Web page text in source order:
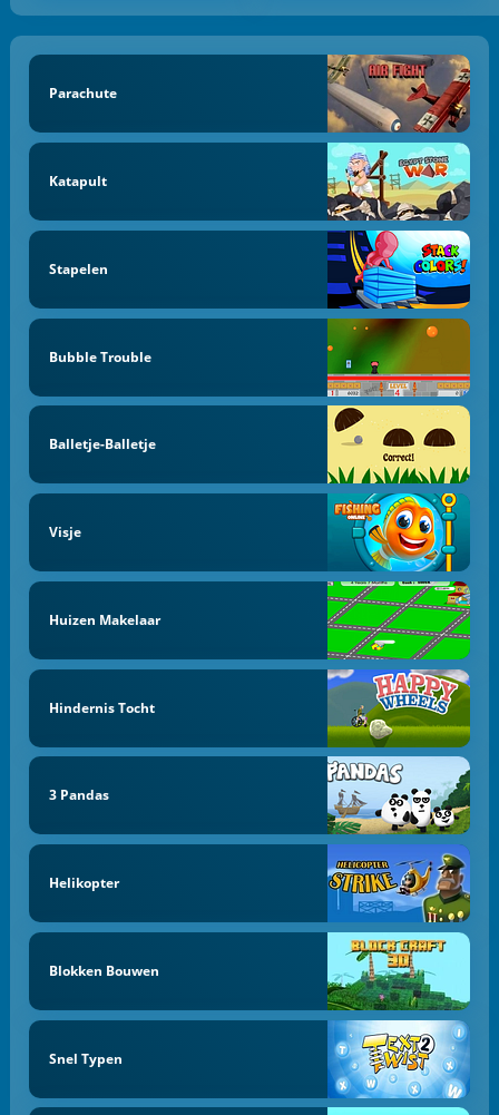
Parachute
Katapult
Stapelen
Bubble Trouble
Balletje-Balletje
Visje
Huizen Makelaar
Hindernis Tocht
3 Pandas
Helikopter
Blokken Bouwen
Snel Typen